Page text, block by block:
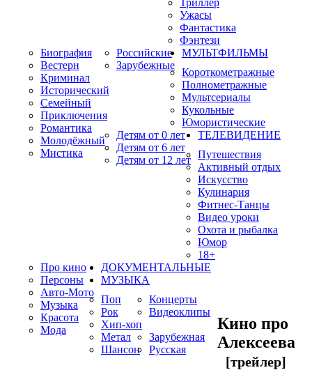
Триллер
Ужасы
Фантастика
Фэнтези
Биография
Вестерн
Криминал
Исторический
Семейный
Приключения
Романтика
Молодёжный
Мистика
Российские
Зарубежные
МУЛЬТФИЛЬМЫ
Короткометражные
Полнометражные
Мультсериалы
Кукольные
Юмористические
Детям от 0 лет
Детям от 6 лет
Детям от 12 лет
ТЕЛЕВИДЕНИЕ
Путешествия
Активный отдых
Искусство
Кулинария
Фитнес-Танцы
Видео уроки
Охота и рыбалка
Юмор
18+
Про кино
Персоны
Авто-Мото
Музыка
Красота
Мода
ДОКУМЕНТАЛЬНЫЕ
МУЗЫКА
Поп
Рок
Хип-хоп
Метал
Шансон
Концерты
Видеоклипы
Зарубежная
Русская
Кино про
Алексеева
[трейлер]